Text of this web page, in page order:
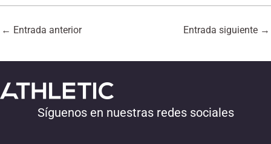
← Entrada anterior Entrada siguiente →
Síguenos en nuestras redes sociales